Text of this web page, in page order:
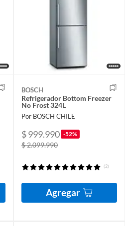
BOSCH
Refrigerador Bottom Freezer
No Frost 324L
Por BOSCH CHILE
$ 999.990 -52%
$ 2.099.990
(2)
Agregar